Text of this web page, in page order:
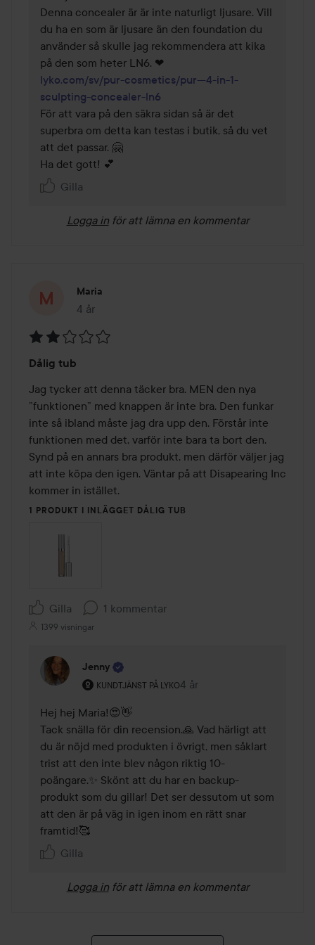
Denna concealer är är inte naturligt ljusare. Vill
du ha en som är ljusare än den foundation du
använder så skulle jag rekommendera att kika
lyko.com/sv/pur-cosmetics/pur---4-in-1-
sculpting-concealer-ln6
För att vara på den säkra sidan så är det
superbra om detta kan testas i butik, så du vet
att det passar. 🤗
Ha det gott! 💕
Gilla
Logga in för att lämna en kommentar
Maria
4 år
Inlägget skapades 4 år
2
av
5
Dålig tub
Jag tycker att denna täcker bra. MEN den nya
”funktionen” med knappen är inte bra. Den funkar
inte så ibland måste jag dra upp den. Förstår inte
funktionen med det, varför inte bara ta bort den.
Synd på en annars bra produkt, men därför väljer jag
att inte köpa den igen. Väntar på att Disapearing Inc
kommer in istället.
1 PRODUKT I INLÄGGET DÅLIG TUB
Gilla 1 kommentar
1399 visningar
Jenny
KUNDTJÄNST PÅ LYKO
Användarens roll: Kundtjänst på Lyko.
4 år
Kommentaren lades 4 år
Hej hej Maria!😍👋
Tack snälla för din recension.🙏 Vad härligt att
du är nöjd med produkten i övrigt, men såklart
trist att den inte blev någon riktig 10-
poängare.✨ Skönt att du har en backup-
produkt som du gillar! Det ser dessutom ut som
att den är på väg in igen inom en rätt snar
framtid!🥰
Gilla
Logga in för att lämna en kommentar